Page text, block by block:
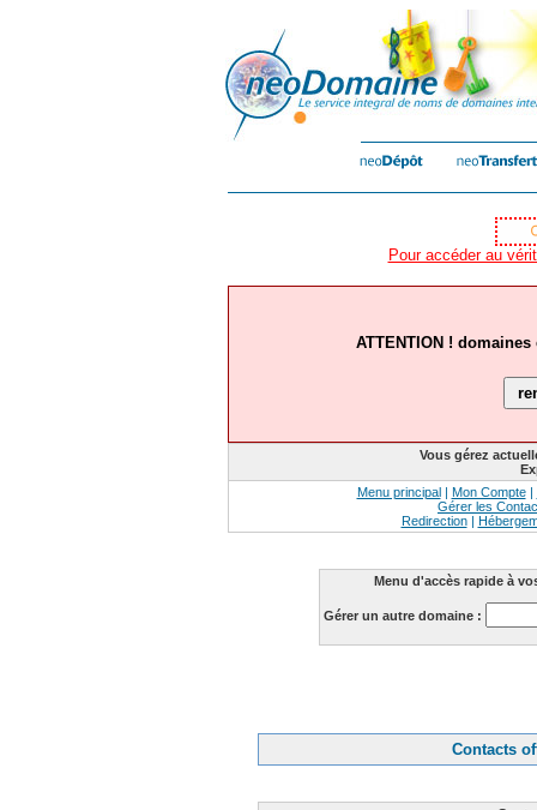
Pour accéder au
ATTENTION !
Vous gérez
Menu principal| Mon Compte|
Gérer les
Redirection|
Menu d'accès rapide à
Gérer un autre domaine :
Contacts